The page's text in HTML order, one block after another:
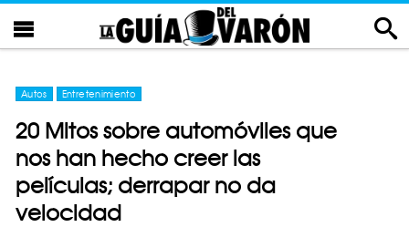
Autos Entretenimiento
20 Mitos sobre automóviles que
nos han hecho creer las
películas; derrapar no da
velocidad